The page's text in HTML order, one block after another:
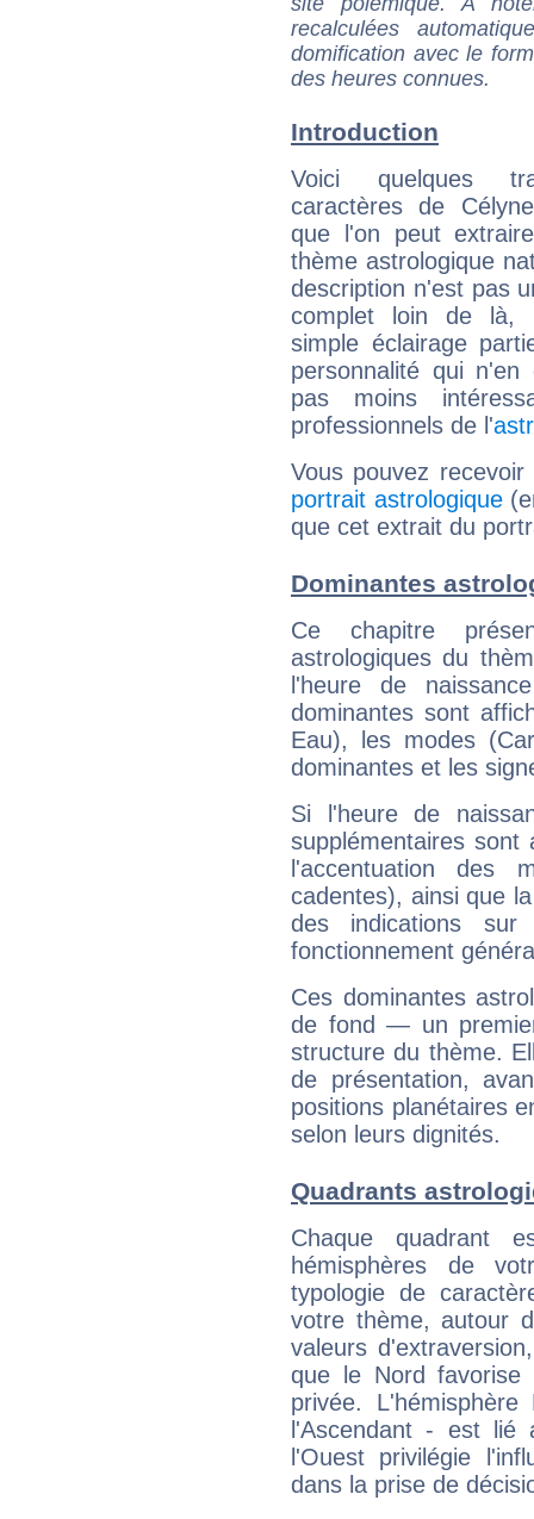
recalculées
domification avec le
des heures connues.
Introduction
Voici quelques
caractères de
que l'on peut
thème astrologique
description n'est pas
complet loin de là,
simple éclairage
personnalité qui n'en
pas moins
professionnels de l'
Vous pouvez
portrait astrologique
que cet extrait du
Dominantes
Ce chapitre
astrologiques du
l'heure de
dominantes sont
Eau), les modes
dominantes et les
Si l'heure de
supplémentaires sont
l'accentuation des
cadentes), ainsi que
des indications sur
fonctionnement
Ces dominantes
de fond — un
structure du thème.
de présentation,
positions planétaires
selon leurs dignités.
Quadrants
Chaque quadrant
hémisphères de
typologie de
votre thème, autour
valeurs
que le Nord favorise
privée.
l'Ascendant - est
l'Ouest privilégie
dans la prise de